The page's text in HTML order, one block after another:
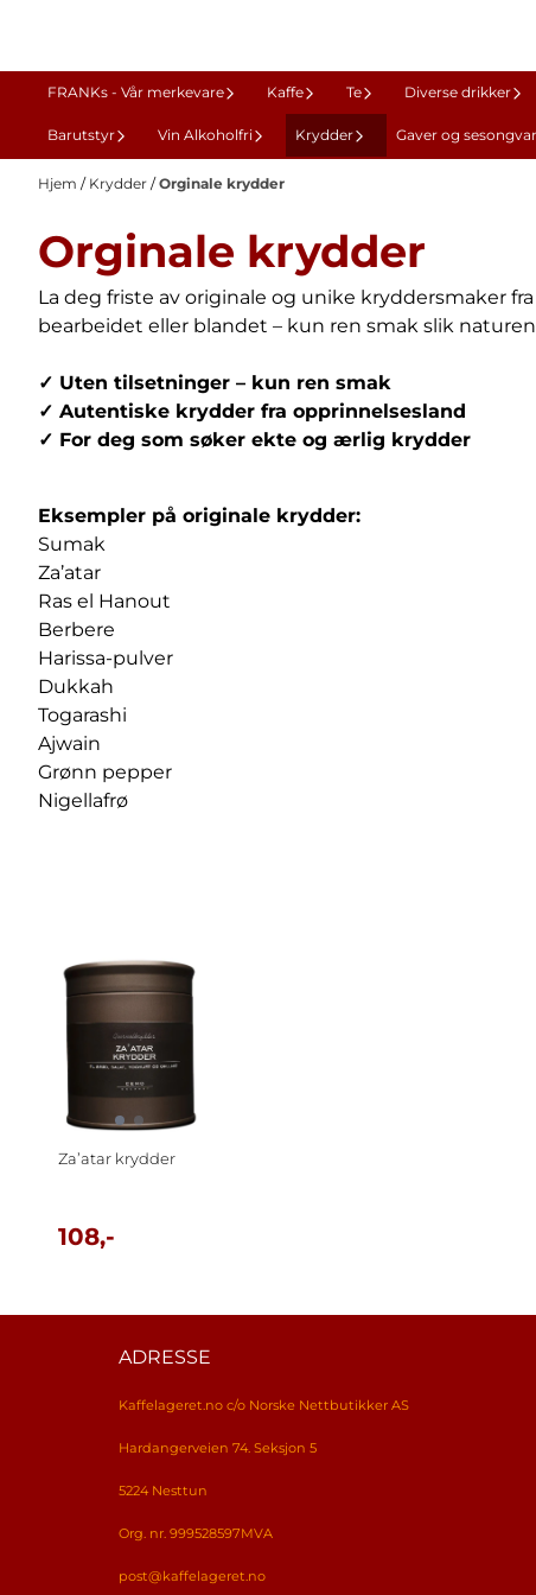
FRANKs - Vår merkevare Kaffe Te Diverse drikker
Barutstyr Vin Alkoholfri Krydder Gaver og
Hjem / Krydder /Orginale krydder
Orginale krydder
La deg friste av originale og unike kryddersmaker
bearbeidet eller blandet – kun ren smak slik
✓ Uten tilsetninger – kun ren smak
✓ Autentiske krydder fra opprinnelsesland
✓ For deg som søker ekte og ærlig krydder
Eksempler på originale krydder:
Sumak
Za’atar
Ras el Hanout
Berbere
Harissa-pulver
Dukkah
Togarashi
Ajwain
Grønn pepper
Nigellafrø
Za’atar krydder
108,-
ADRESSE
Kaffelageret.no c/o Norske Nettbutikker AS
Hardangerveien 74. Seksjon 5
5224 Nesttun
Org. nr. 999528597MVA
post@kaffelageret.no